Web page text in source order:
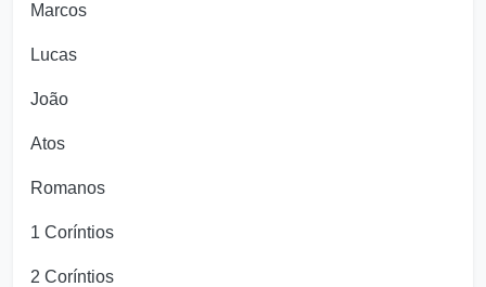
Marcos
Lucas
João
Atos
Romanos
1 Coríntios
2 Coríntios